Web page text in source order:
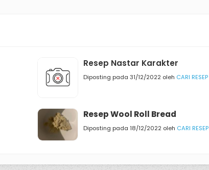
Resep Nastar Karakter
Diposting pada 31/12/2022 oleh CARI RESEP
Resep Wool Roll Bread
Diposting pada 18/12/2022 oleh CARI RESEP